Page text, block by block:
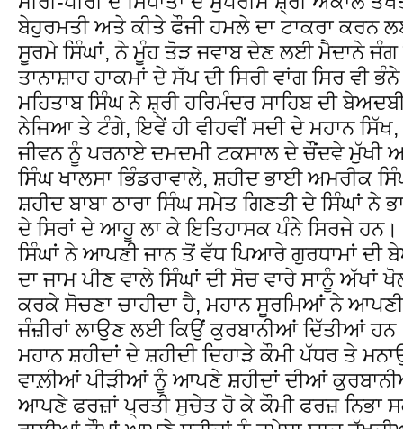
ਬੇਹੁਰਮਤੀ ਅਤੇ ਕੀਤੇ ਫੌਜੀ ਹਮਲੇ ਦਾ ਟਾਕਰਾ ਕਰਨ
ਸੂਰਮੇ ਸਿੰਘਾਂ, ਨੇ ਮੂੰਹ ਤੋੜ ਜਵਾਬ ਦੇਣ ਲਈ ਮੈਦਾਨੇ ਜੰਗ
ਤਾਨਾਸ਼ਾਹ ਹਾਕਮਾਂ ਦੇ ਸੱਪ ਦੀ ਸਿਰੀ ਵਾਂਗ ਸਿਰ ਵੀ
ਮਹਿਤਾਬ ਸਿੰਘ ਨੇ ਸ਼੍ਰੀ ਹਰਿਮੰਦਰ ਸਾਹਿਬ ਦੀ
ਨੇਜਿਆ ਤੇ ਟੰਗੇ, ਇਵੇਂ ਹੀ ਵੀਹਵੀਂ ਸਦੀ ਦੇ ਮਹਾਨ
ਜੀਵਨ ਨੂੰ ਪਰਨਾਏ ਦਮਦਮੀ ਟਕਸਾਲ ਦੇ ਚੌਂਦਵੇ ਮੁੱਖੀ
ਸਿੰਘ ਖਾਲਸਾ ਭਿੰਡਰਾਵਾਲੇ, ਸ਼ਹੀਦ ਭਾਈ ਅਮਰੀਕ
ਸ਼ਹੀਦ ਬਾਬਾ ਠਾਰਾ ਸਿੰਘ ਸਮੇਤ ਗਿਣਤੀ ਦੇ ਸਿੰਘਾਂ ਨੇ
ਦੇ ਸਿਰਾਂ ਦੇ ਆਹੂ ਲਾ ਕੇ ਇਤਿਹਾਸਕ ਪੰਨੇ ਸਿਰਜੇ ਹਨ।
ਸਿੰਘਾਂ ਨੇ ਆਪਣੀ ਜਾਨ ਤੋਂ ਵੱਧ ਪਿਆਰੇ ਗੁਰਧਾਮਾਂ ਦੀ
ਦਾ ਜਾਮ ਪੀਣ ਵਾਲੇ ਸਿੰਘਾਂ ਦੀ ਸੋਚ ਵਾਰੇ ਸਾਨੂੰ ਅੱਖਾਂ
ਕਰਕੇ ਸੋਚਣਾ ਚਾਹੀਦਾ ਹੈ, ਮਹਾਨ ਸੂਰਮਿਆਂ ਨੇ
ਜੰਜ਼ੀਰਾਂ ਲਾਉਣ ਲਈ ਕਿਉਂ ਕੁਰਬਾਨੀਆਂ ਦਿੱਤੀਆਂ
ਮਹਾਨ ਸ਼ਹੀਦਾਂ ਦੇ ਸ਼ਹੀਦੀ ਦਿਹਾੜੇ ਕੌਮੀ ਪੱਧਰ ਤੇ
ਵਾਲ਼ੀਆਂ ਪੀੜੀਆਂ ਨੂੰ ਆਪਣੇ ਸ਼ਹੀਦਾਂ ਦੀਆਂ
ਆਪਣੇ ਫਰਜ਼ਾਂ ਪ੍ਰਤੀ ਸੁਚੇਤ ਹੋ ਕੇ ਕੌਮੀ ਫਰਜ਼ ਨਿਭਾ